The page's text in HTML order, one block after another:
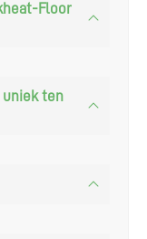
Floor
uniek ten